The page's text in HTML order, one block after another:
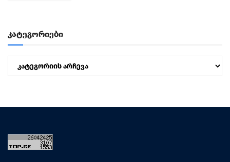
კატეგორიები